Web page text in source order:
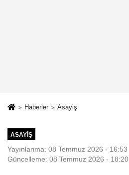
Haberler Asayiş
ASAYIŞ
Yayınlanma: 08 Temmuz 2026 - 16:53
Güncelleme: 08 Temmuz 2026 - 18:20